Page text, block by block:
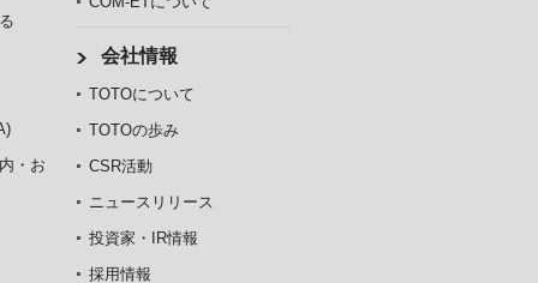
・お
会社情報
TOTOについて
TOTOの歩み
CSR活動
ニュースリリース
投資家・IR情報
採用情報